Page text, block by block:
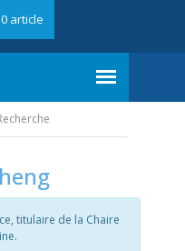
article
titulaire de la Chaire